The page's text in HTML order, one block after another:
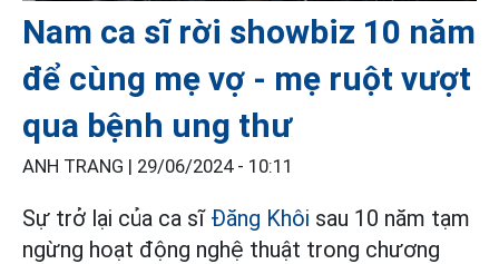
Nam ca sĩ rời showbiz 10 năm
để cùng mẹ vợ - mẹ ruột vượt
qua bệnh ung thư
ANH TRANG | 29/06/2024 - 10:11
Sự trở lại của ca sĩ Đăng Khôi sau 10 năm tạm
ngừng hoạt động nghệ thuật trong chương